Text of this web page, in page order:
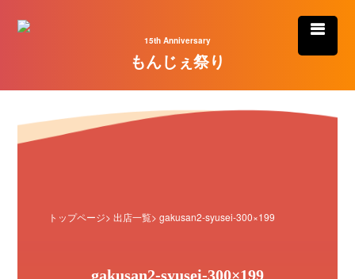
15th Anniversary
もんじぇ祭り
トップページ> 出店一覧> gakusan2-syusei-300×199
gakusan2-syusei-300×199